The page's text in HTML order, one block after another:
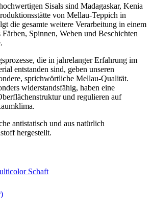
Sisals sind Madagaskar, Kenia
von Mellau-Teppich in
die gesamte weitere Verarbeitung in einem
Färben, Spinnen, Weben und Beschichten
die in jahrelanger Erfahrung im
entstanden sind, geben unseren
sprichwörtliche Mellau-Qualität.
widerstandsfähig, haben eine
und regulieren auf
antistatisch und aus natürlich
hergestellt.
Schaft